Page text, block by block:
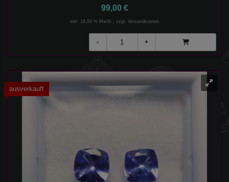
99,00 €
inkl. 19,00 % MwSt., zzgl. Versandkosten
ausverkauft